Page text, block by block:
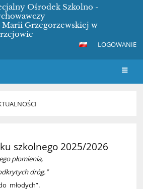
Ośrodek Szkolno -
Grzegorzewskiej w
LOGOWANIE
szkolnego 2025/2026
płomienia,
dróg.’’
młodych”.